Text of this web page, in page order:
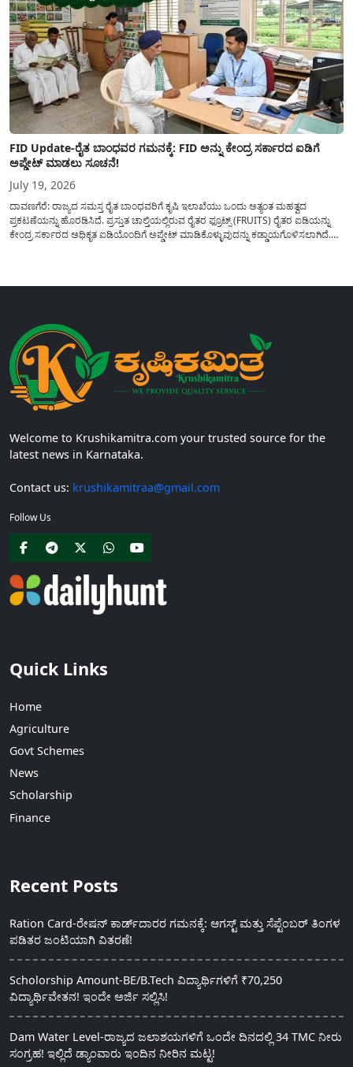
FID Update-ರೈತ ಬಾಂಧವರ ಗಮನಕ್ಕೆ: FID ಅನ್ನು ಕೇಂದ್ರ ಸರ್ಕಾರದ ಐಡಿಗೆ
ಅಪ್ಡೇಟ್ ಮಾಡಲು ಸೂಚನೆ!
July 19, 2026
ದಾವಣಗೆರೆ: ರಾಜ್ಯದ ಸಮಸ್ತ ರೈತ ಬಾಂಧವರಿಗೆ ಕೃಷಿ ಇಲಾಖೆಯು ಒಂದು ಅತ್ಯಂತ ಮಹತ್ವದ
ಪ್ರಕಟಣೆಯನ್ನು ಹೊರಡಿಸಿದೆ. ಪ್ರಸ್ತುತ ಚಾಲ್ತಿಯಲ್ಲಿರುವ ರೈತರ ಫ್ರೂಟ್ಸ್ (FRUITS) ರೈತರ ಐಡಿಯನ್ನು
ಕೇಂದ್ರ ಸರ್ಕಾರದ ಅಧಿಕೃತ ಐಡಿಯೊಂದಿಗೆ ಅಪ್ಡೇಟ್ ಮಾಡಿಕೊಳ್ಳುವುದನ್ನು ಕಡ್ಡಾಯಗೊಳಿಸಲಾಗಿದೆ.
Welcome to Krushikamitra.com your trusted source for the
latest news in Karnataka.
Contact us: krushikamitraa@gmail.com
Follow Us
Quick Links
Home
Agriculture
Govt Schemes
News
Scholarship
Finance
Recent Posts
Ration Card-ರೇಷನ್ ಕಾರ್ಡ್‍ದಾರರ ಗಮನಕ್ಕೆ: ಆಗಸ್ಟ್ ಮತ್ತು ಸೆಪ್ಟೆಂಬರ್ ತಿಂಗಳ
ಪಡಿತರ ಜಂಟಿಯಾಗಿ ವಿತರಣೆ!
Scholorship Amount-BE/B.Tech ವಿದ್ಯಾರ್ಥಿಗಳಿಗೆ ₹70,250
ವಿದ್ಯಾರ್ಥಿವೇತನ! ಇಂದೇ ಅರ್ಜಿ ಸಲ್ಲಿಸಿ!
Dam Water Level-ರಾಜ್ಯದ ಜಲಾಶಯಗಳಿಗೆ ಒಂದೇ ದಿನದಲ್ಲಿ 34 TMC ನೀರು
ಸಂಗ್ರಹ! ಇಲ್ಲಿದೆ ಡ್ಯಾಂವಾರು ಇಂದಿನ ನೀರಿನ ಮಟ್ಟ!